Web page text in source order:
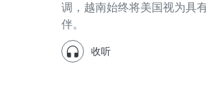
调，越南始终将美国视为具
伴。
收听